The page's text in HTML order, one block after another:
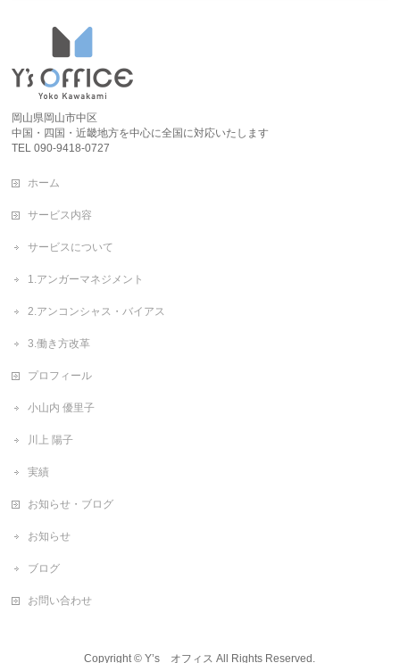
岡山県岡山市中区
中国・四国・近畿地方を中心に全国に対応いたします
TEL 090-9418-0727
ホーム
サービス内容
サービスについて
1.アンガーマネジメント
2.アンコンシャス・バイアス
3.働き方改革
プロフィール
小山内 優里子
川上 陽子
実績
お知らせ・ブログ
お知らせ
ブログ
お問い合わせ
Copyright ©Y’s オフィス All Rights Reserved.